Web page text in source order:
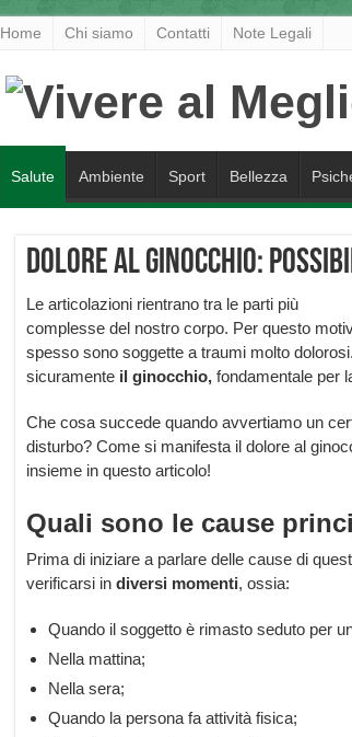
Home Chi siamo Contatti Note Legali
Salute Ambiente Sport Bellezza
Dolore al ginocchio:
Le articolazioni rientrano tra le parti più
complesse del nostro corpo. Per questo
spesso sono soggette a traumi molto
sicuramente il ginocchio,fondamentale per
Che cosa succede quando avvertiamo un
disturbo? Come si manifesta il dolore al
insieme in questo articolo!
Quali sono le cause
Prima di iniziare a parlare delle cause di
verificarsi in diversi momenti, ossia:
Quando il soggetto è rimasto seduto per
Nella mattina;
Nella sera;
Quando la persona fa attività fisica;